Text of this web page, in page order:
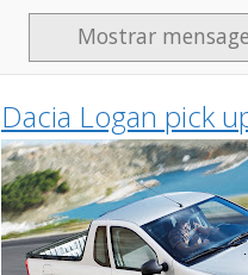
Mostrar
Dacia Logan pick